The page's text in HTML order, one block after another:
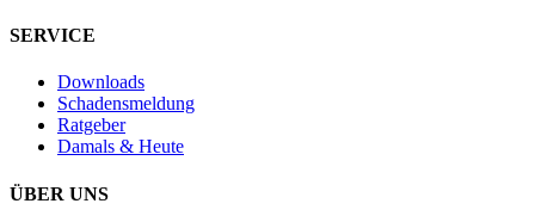
SERVICE
Downloads
Schadensmeldung
Ratgeber
Damals & Heute
ÜBER UNS